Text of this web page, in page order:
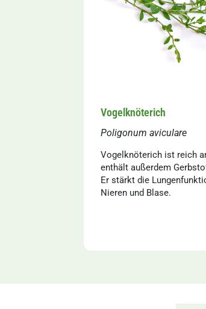
Vogelknöterich
Poligonum aviculare
Vogelknöterich ist reich
enthält außerdem
Er stärkt die
Nieren und Blase.